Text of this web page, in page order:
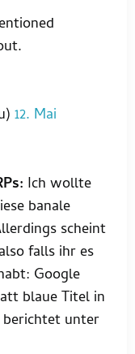
12. Mai
Ich wollte
banale
scheint
falls ihr es
Google
blaue Titel in
berichtet unter